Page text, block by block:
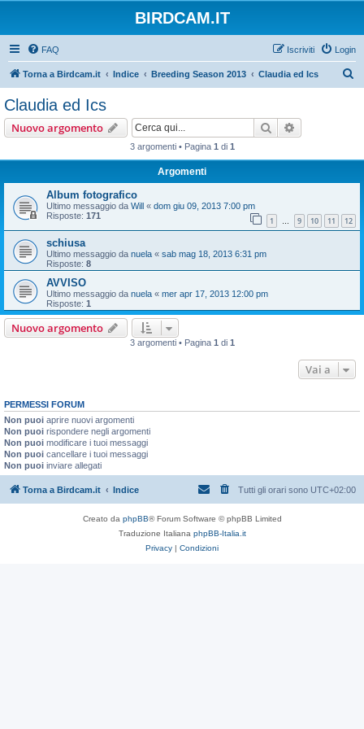
BIRDCAM.IT
FAQ Login
Iscriviti
Torna a Birdcam.it Indice Breeding Season 2013 Claudia ed Ics
Claudia ed Ics
Nuovo argomento Cerca
3 argomenti • Pagina 1 di 1
Argomenti
Album fotografico
Ultimo messaggio da Will « dom giu 09, 2013 7:00 pm
Risposte: 171 1 … 9 10 11 12
schiusa
Ultimo messaggio da nuela « sab mag 18, 2013 6:31 pm
Risposte: 8
AVVISO
Ultimo messaggio da nuela « mer apr 17, 2013 12:00 pm
Risposte: 1
Nuovo argomento
3 argomenti • Pagina 1 di 1
Vai a
PERMESSI FORUM
Non puoi aprire nuovi argomenti
Non puoi rispondere negli argomenti
Non puoi modificare i tuoi messaggi
Non puoi cancellare i tuoi messaggi
Non puoi inviare allegati
Torna a Birdcam.it Indice Tutti gli orari sono UTC+02:00
Creato da phpBB® Forum Software © phpBB Limited
Traduzione Italiana phpBB-Italia.it
Privacy | Condizioni